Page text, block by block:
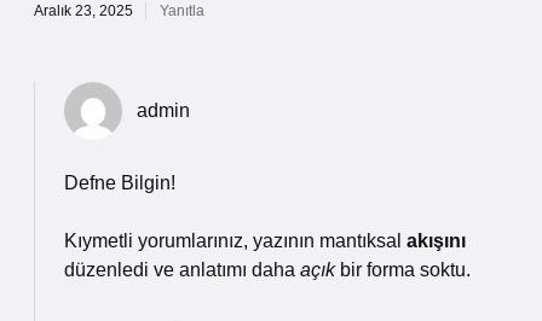
Aralık 23, 2025 Yanıtla
admin
Defne Bilgin!
Kıymetli yorumlarınız, yazının mantıksal akışını
düzenledi ve anlatımı daha açıkbir forma soktu.